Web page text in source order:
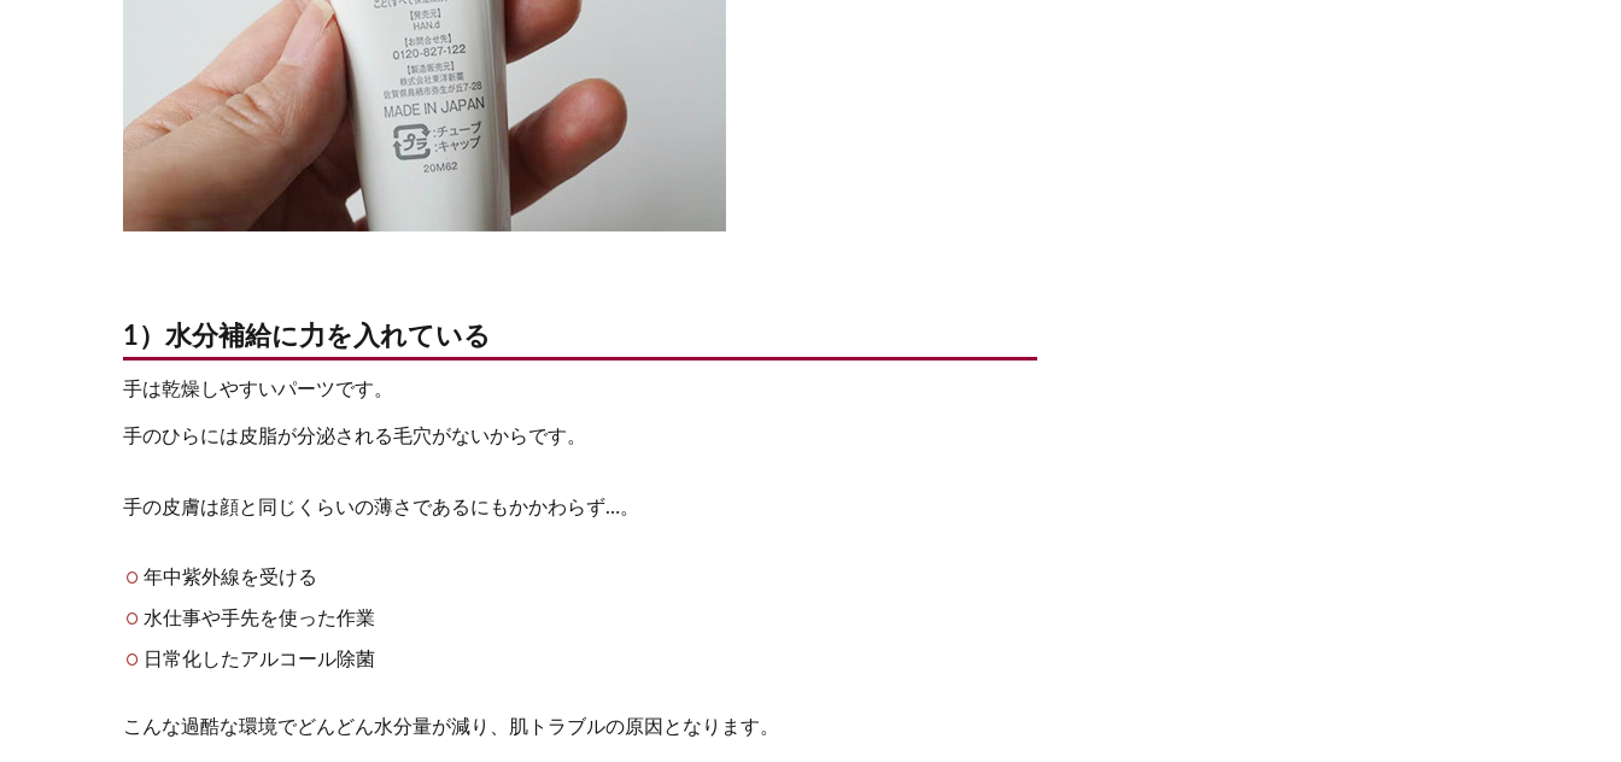
1）水分補給に力を入れている
手は乾燥しやすいパーツです。
手のひらには皮脂が分泌される毛穴がないからです。
手の皮膚は顔と同じくらいの薄さであるにもかかわらず…。
年中紫外線を受ける
水仕事や手先を使った作業
日常化したアルコール除菌
こんな過酷な環境でどんどん水分量が減り、肌トラブルの原因となります。